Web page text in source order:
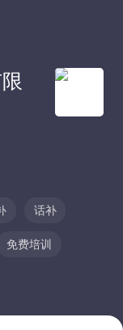
话补
免费培训